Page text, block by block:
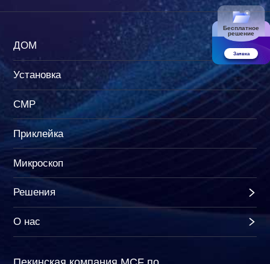
Бесплатное
решение
Заявка
ДОМ
Установка
CMP
Приклейка
Микроскоп
Решения
О нас